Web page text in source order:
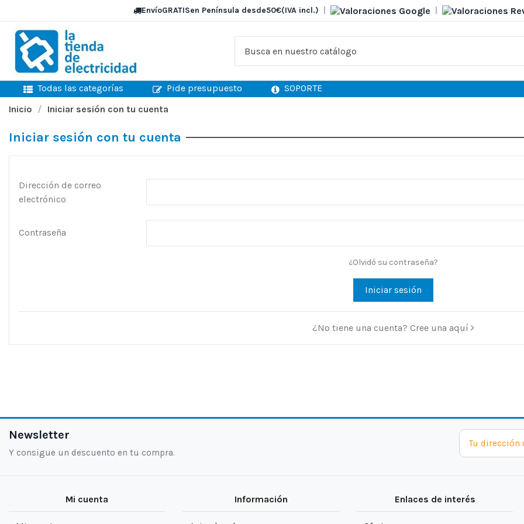
EnvíoGRATISen Península desde50€(IVA incl.)
Todas las categorías Pide presupuesto
SOPORTE
Inicio
Iniciar sesión con tu cuenta
Iniciar sesión con tu cuenta
Dirección de correo
electrónico
Contraseña
¿Olvidó su contraseña?
Iniciar sesión
¿No tiene una cuenta? Cree una aquí
Newsletter
Y consigue un descuento en tu compra.
Mi cuenta Información Enlaces de interés